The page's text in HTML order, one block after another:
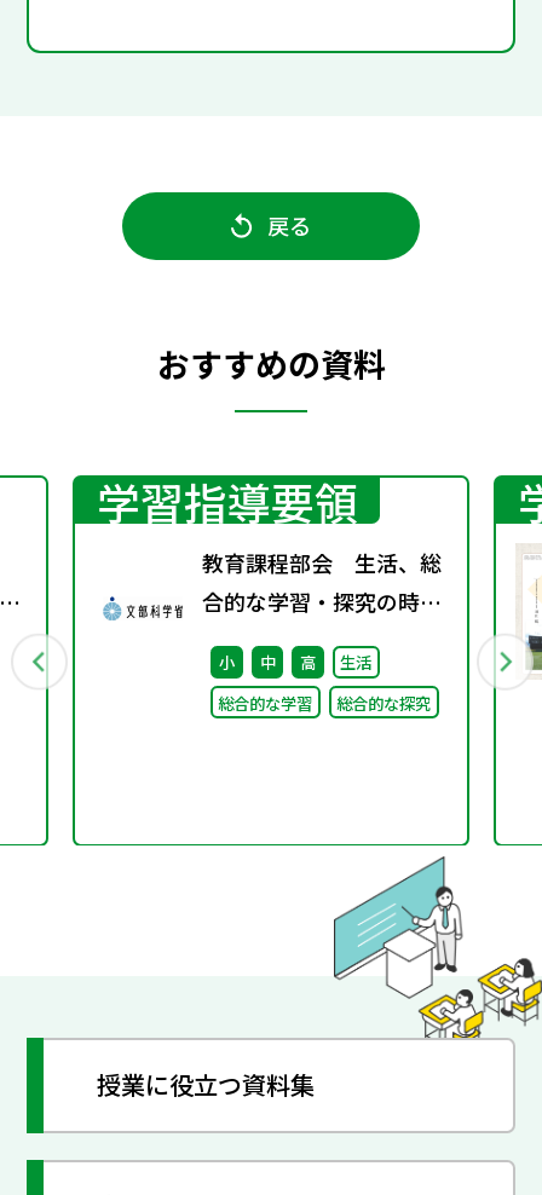
戻る
おすすめの資料
学習指導要領
教育課程部会 生活、総
合的な学習・探究の時間
ワーキンググループ（第
1回） 配付資料
小 中 高
生活
総合的な学習
総合的な探究
授業に役立つ資料集